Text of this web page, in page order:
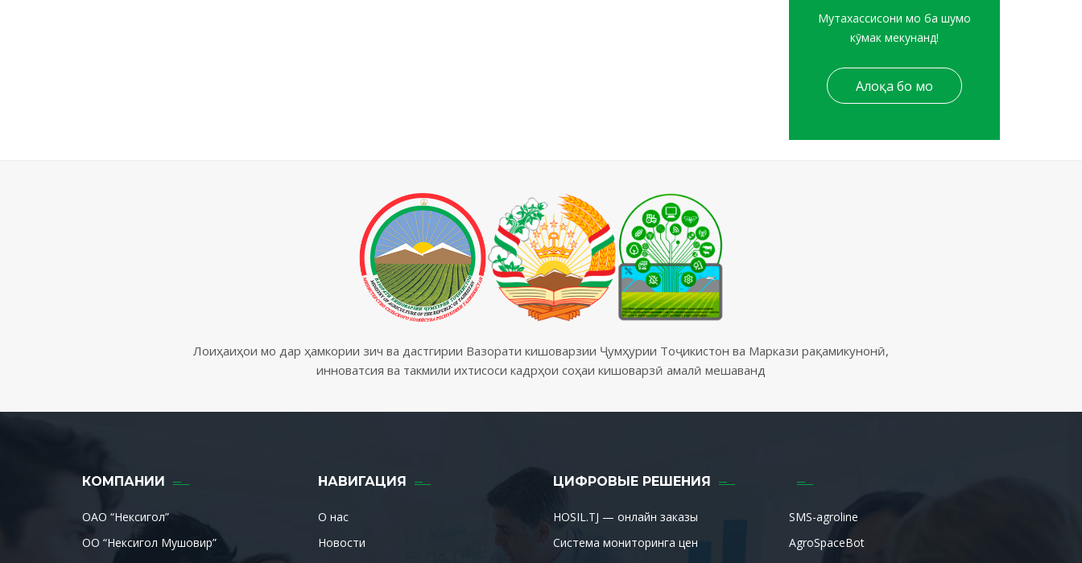
Мутахассисони мо ба шумо
кӯмак мекунанд!
Алоқа бо мо
Лоиҳаиҳои мо дар ҳамкории зич ва дастгирии Вазорати кишоварзии Ҷумҳурии Тоҷикистон ва Маркази рақамикунонӣ,
инноватсия ва такмили ихтисоси кадрҳои соҳаи кишоварзӣ амалӣ мешаванд
КОМПАНИИ
ОАО “Нексигол”
ОО “Нексигол Мушовир”
НАВИГАЦИЯ
О нас
Новости
ЦИФРОВЫЕ РЕШЕНИЯ
HOSIL.TJ — онлайн заказы
Система мониторинга цен
SMS-agroline
AgroSpaceBot